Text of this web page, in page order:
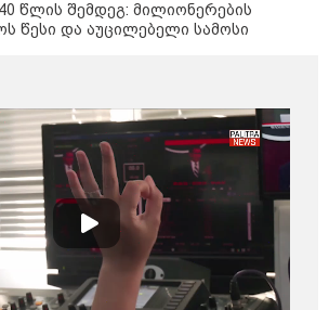
დღის ზოგადი
ასტროლოგიური
პროგნოზი
და ემოციურ სიახლოვეს
ინტერესი შემოქმედებითი საქმიანობისა
წლის შემდეგ: მილიონერების
წესი და აუცილებელი სამოსი